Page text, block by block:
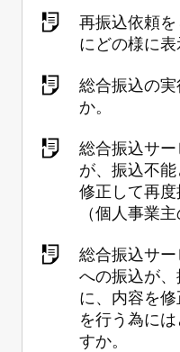
再振込依頼
にどの様に
総合振込の
か。
総合振込サ
が、振込不
修正して再
（個人事業
総合振込サ
への振込が
に、内容を
を行う為に
すか。